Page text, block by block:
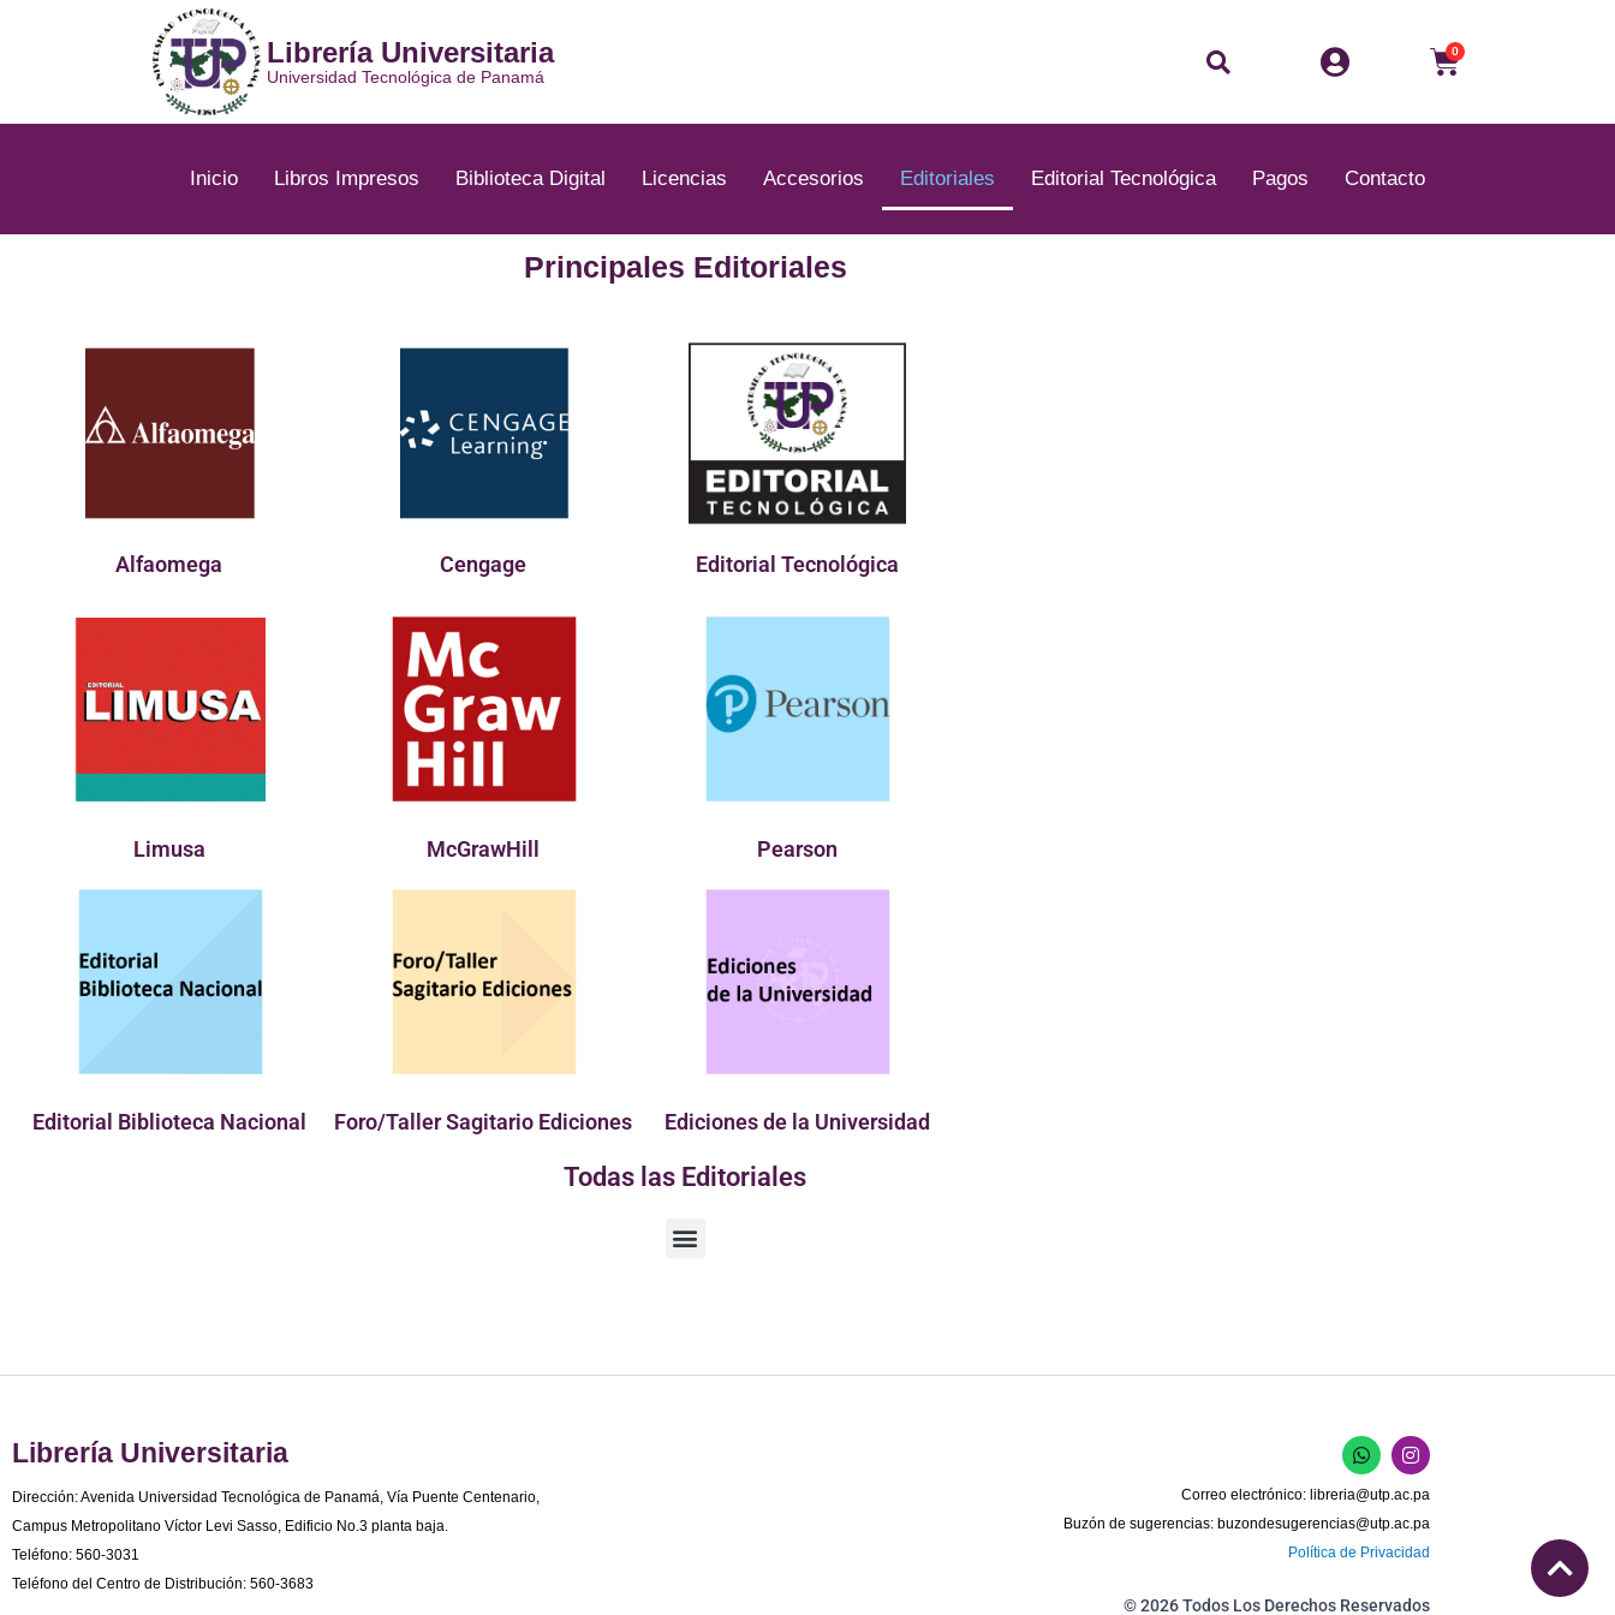
Librería Universitaria
Universidad Tecnológica de Panamá Buscar 0
Carrito
Inicio Libros Impresos Biblioteca Digital Licencias Accesorios Editoriales Editorial Tecnológica Pagos Contacto
Principales Editoriales
Alfaomega Cengage Editorial Tecnológica
Limusa McGrawHill Pearson
Editorial Biblioteca Nacional Foro/Taller Sagitario Ediciones Ediciones de la Universidad
Todas las Editoriales
M
Librería Universitaria
Dirección: Avenida Universidad Tecnológica de Panamá, Vía Puente Centenario,
Campus Metropolitano Víctor Levi Sasso, Edificio No.3 planta baja.
Teléfono: 560-3031
Teléfono del Centro de Distribución: 560-3683
W
h
a
t
s
p
I
n
s
t
a
r
m
Correo electrónico: libreria@utp.ac.pa
Buzón de sugerencias: buzondesugerencias@utp.ac.pa
Política de Privacidad
© 2026 Todos Los Derechos Reservados